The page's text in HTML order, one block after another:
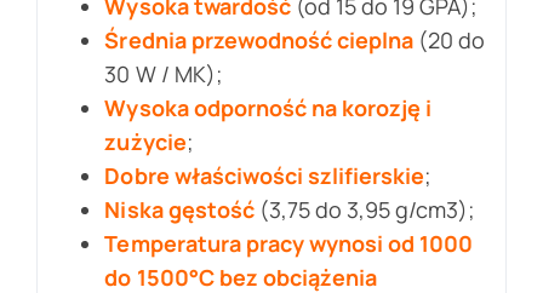
Wysoka twardość(od 15 do 19 GPA);
Średnia przewodność cieplna(20 do
30 W / MK);
Wysoka odporność na korozję i
zużycie;
Dobre właściwości szlifierskie;
Niska gęstość(3,75 do 3,95 g/cm3);
Temperatura pracy wynosi od 1000
do 1500°C bez obciążenia